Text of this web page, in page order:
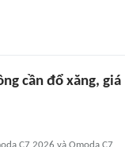
cần đổ xăng, giá